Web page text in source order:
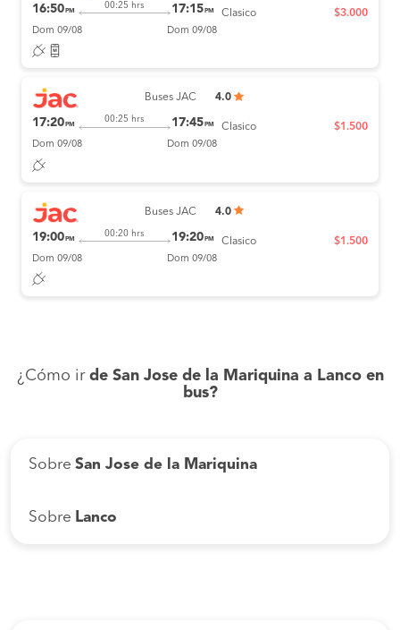
16:50 PM
00:25 hrs 17:15 PM
Dom 09/08 Dom 09/08
Clasico $3.000
Buses JAC 4.0
17:20PM
00:25 hrs 17:45PM
Dom 09/08 Dom 09/08
Clasico $1.500
Buses JAC 4.0
19:00 PM
00:20 hrs 19:20 PM
Dom 09/08 Dom 09/08
Clasico $1.500
¿Cómo ir de San Jose de la Mariquina a Lanco en
bus?
Sobre San Jose de la Mariquina
Sobre Lanco